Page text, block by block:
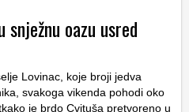
oazu usred
Lovinac, koje broji jedva
svakoga vikenda pohodi oko
je brdo Cvituša pretvoreno u